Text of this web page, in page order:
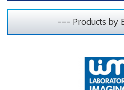
--- Products by